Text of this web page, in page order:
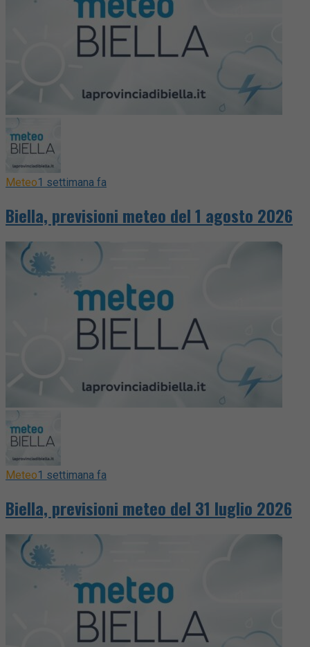
Meteo1 settimana fa
Biella, previsioni meteo del 1 agosto 2026
Meteo1 settimana fa
Biella, previsioni meteo del 31 luglio 2026